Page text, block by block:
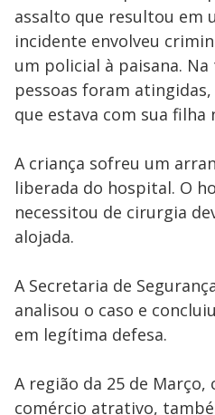
assalto que resultou em
incidente envolveu
um policial à paisana.
pessoas foram
que estava com sua filha
A criança sofreu um
liberada do hospital. O
necessitou de cirurgia
alojada.
A Secretaria de
analisou o caso e
em legítima defesa.
A região da 25 de Março,
comércio atrativo,